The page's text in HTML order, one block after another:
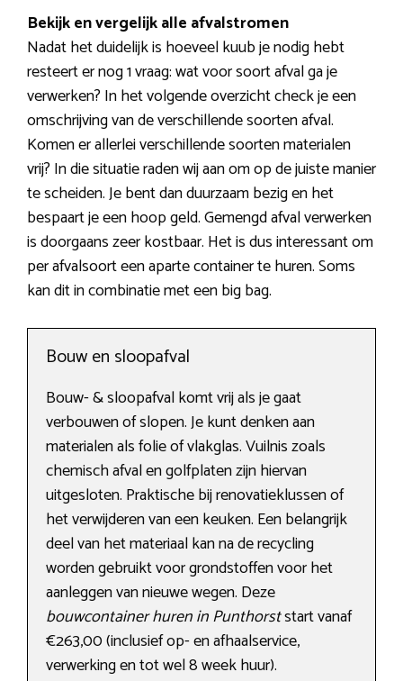
Bekijk en vergelijk alle afvalstromen
Nadat het duidelijk is hoeveel kuub je nodig hebt
resteert er nog 1 vraag: wat voor soort afval ga je
verwerken? In het volgende overzicht check je een
omschrijving van de verschillende soorten afval.
Komen er allerlei verschillende soorten materialen
vrij? In die situatie raden wij aan om op de juiste manier
te scheiden. Je bent dan duurzaam bezig en het
bespaart je een hoop geld. Gemengd afval verwerken
is doorgaans zeer kostbaar. Het is dus interessant om
per afvalsoort een aparte container te huren. Soms
kan dit in combinatie met een big bag.
Bouw en sloopafval
Bouw- & sloopafval komt vrij als je gaat
verbouwen of slopen. Je kunt denken aan
materialen als folie of vlakglas. Vuilnis zoals
chemisch afval en golfplaten zijn hiervan
uitgesloten. Praktische bij renovatieklussen of
het verwijderen van een keuken. Een belangrijk
deel van het materiaal kan na de recycling
worden gebruikt voor grondstoffen voor het
aanleggen van nieuwe wegen. Deze
bouwcontainer huren in Punthorststart vanaf
€263,00 (inclusief op- en afhaalservice,
verwerking en tot wel 8 week huur).